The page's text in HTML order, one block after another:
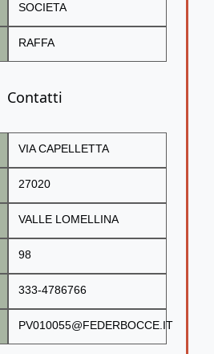
SOCIETA
RAFFA
Contatti
VIA CAPELLETTA
27020
VALLE LOMELLINA
98
333-4786766
PV010055@FEDERBOCCE.IT